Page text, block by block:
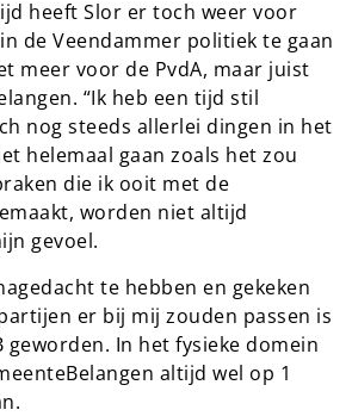
heeft Slor er toch weer voor
de Veendammer politiek te gaan
meer voor de PvdA, maar juist
“Ik heb een tijd stil
nog steeds allerlei dingen in het
helemaal gaan zoals het zou
die ik ooit met de
worden niet altijd
gevoel.
te hebben en gekeken
er bij mij zouden passen is
geworden. In het fysieke domein
altijd wel op 1